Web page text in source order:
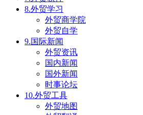
8.外贸学习
外贸商学院
外贸自学
9.国际新闻
外贸资讯
国内新闻
国外新闻
时事论坛
10.外贸工具
外贸地图